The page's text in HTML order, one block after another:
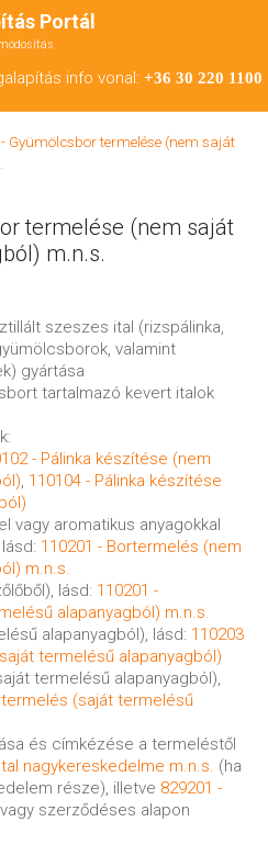
Portál
info vonal: +36 30 220 1100
- Gyümölcsbor termelése (nem saját
termelése (nem saját
m.n.s.
szeszes ital (rizspálinka,
valamint
gyártása
tartalmazó kevert italok
- Pálinka készítése (nem
, 110104 - Pálinka készítése
vagy aromatikus anyagokkal
110201 - Bortermelés (nem
m.n.s.
lásd: 110201 -
alapanyagból) m.n.s.
alapanyagból), lásd: 110203
termelésű alapanyagból)
termelésű alapanyagból),
(saját termelésű
és címkézése a termeléstől
nagykereskedelme m.n.s. (ha
része), illetve 829201 -
szerződéses alapon